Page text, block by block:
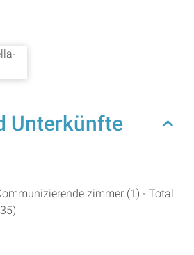
Unterkünfte
zimmer (1) - Total